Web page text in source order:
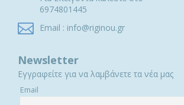
6974801445
 Email : info@riginou.gr
Newsletter
Εγγραφείτε για να λαμβάνετε τα νέα μας
Email